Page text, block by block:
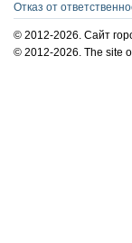
Отказ от
© 2012-2026. Сайт
© 2012-2026. The site